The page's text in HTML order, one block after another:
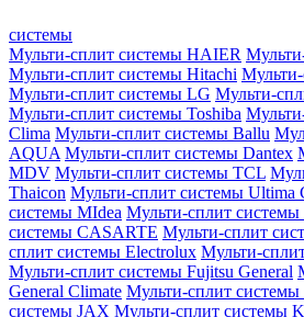
системы
Мульти-сплит системы HAIER
Мульти-сплит системы Hitachi
Мульти-сплит системы LG Мульти-
Мульти-сплит системы Toshiba
Clima Мульти-сплит системы Ballu
AQUA Мульти-сплит системы Dantex
MDV Мульти-сплит системы TCL
Thaicon Мульти-сплит системы Ultima
системы MIdea Мульти-сплит
системы CASARTE Мульти-сплит
сплит системы Electrolux Мульти-
Мульти-сплит системы Fujitsu General
General Climate Мульти-сплит системы
системы JAX Мульти-сплит системы